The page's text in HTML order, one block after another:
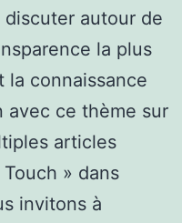
autour de
la plus
la connaissance
avec ce thème sur
articles
» dans
invitons à